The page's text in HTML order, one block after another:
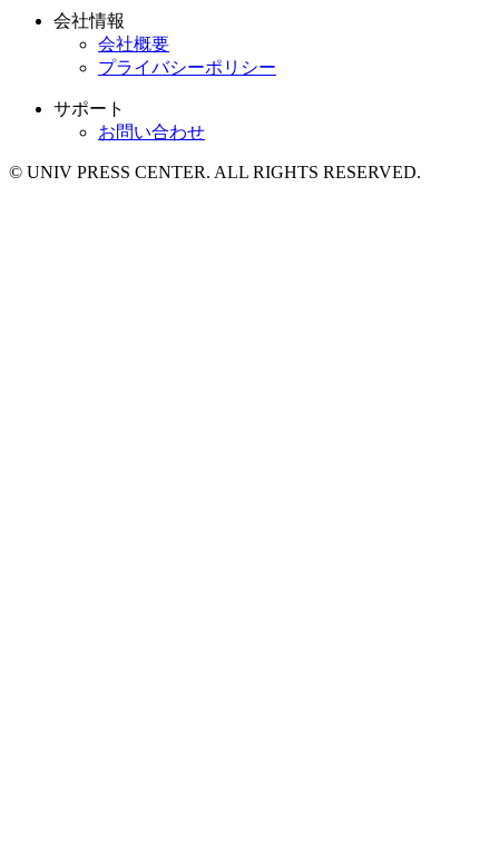
会社情報
会社概要
プライバシーポリシー
サポート
お問い合わせ
© UNIV PRESS CENTER. ALL RIGHTS RESERVED.